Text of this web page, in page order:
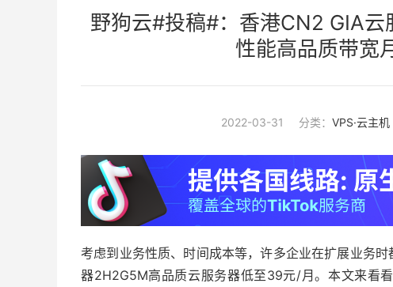
野狗云#投稿#：香港CN2 GIA
性能高品质带宽
2022-03-31 分类： VPS·云主机
考虑到业务性质、时间成本等，许多企业在扩展业务
器2H2G5M高品质云服务器低至39元/月。本文来看